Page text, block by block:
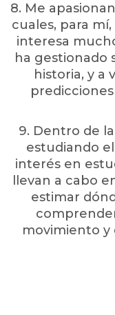
8. Me
cuales, para
interesa
ha gestionado
historia, y a
9. Dentro de
estudiando
interés en
llevan a cabo
estimar
movimiento y